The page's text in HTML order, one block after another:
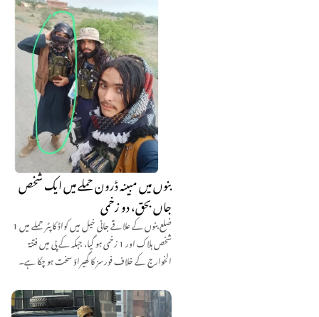
بنوں میں مبینہ ڈرون حملے میں ایک شخص
جاں بحق، دو زخمی
ضلع بنوں کے علاقے جانی خیل میں کواڈ کاپٹر حملے میں 1
شخص ہلاک اور 1 زخمی ہو گیا، جبکہ کے پی میں فتنۃ
الخوارج کے خلاف فورسز کا گھیراؤ سخت ہو چکا ہے۔